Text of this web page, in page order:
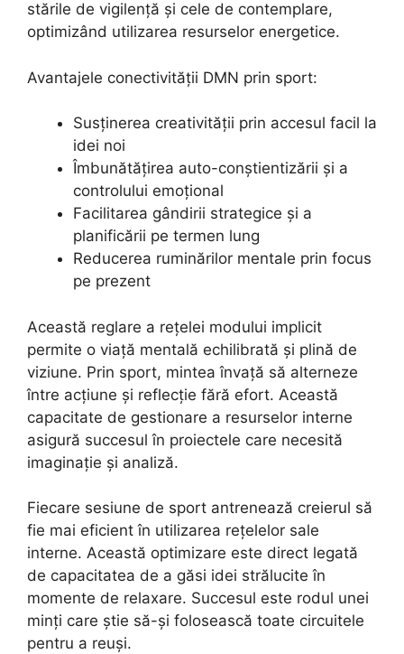
stările de vigilență și cele de contemplare,
optimizând utilizarea resurselor energetice.
Avantajele conectivității DMN prin sport:
Susținerea creativității prin accesul facil la
idei noi
Îmbunătățirea auto-conștientizării și a
controlului emoțional
Facilitarea gândirii strategice și a
planificării pe termen lung
Reducerea ruminărilor mentale prin focus
pe prezent
Această reglare a rețelei modului implicit
permite o viață mentală echilibrată și plină de
viziune. Prin sport, mintea învață să alterneze
între acțiune și reflecție fără efort. Această
capacitate de gestionare a resurselor interne
asigură succesul în proiectele care necesită
imaginație și analiză.
Fiecare sesiune de sport antrenează creierul să
fie mai eficient în utilizarea rețelelor sale
interne. Această optimizare este direct legată
de capacitatea de a găsi idei strălucite în
momente de relaxare. Succesul este rodul unei
minți care știe să-și folosească toate circuitele
pentru a reuși.